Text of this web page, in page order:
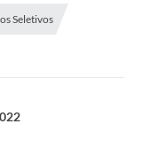
Seletivos